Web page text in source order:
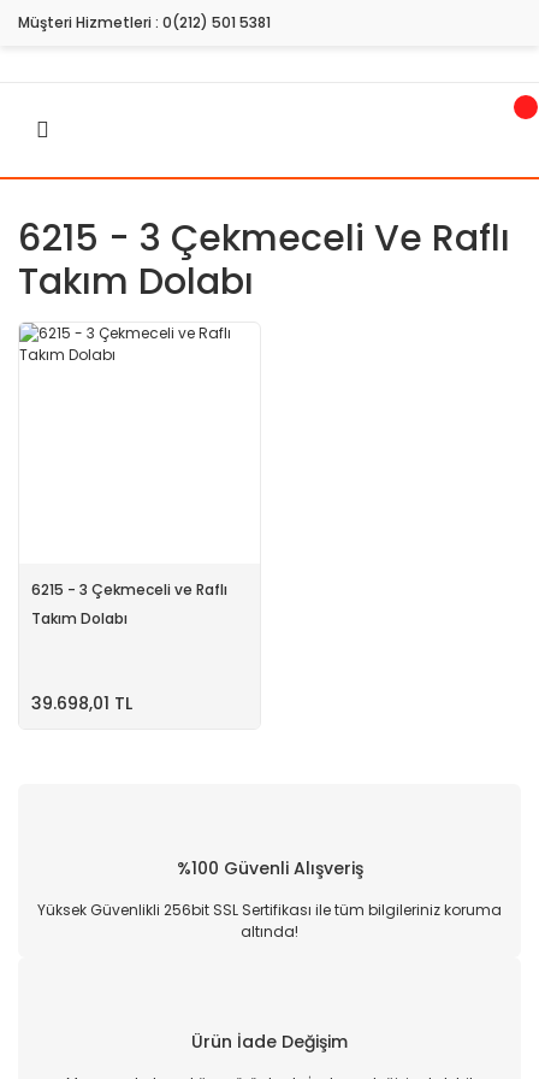
Müşteri Hizmetleri : 0(212) 501 5381
6215 - 3 Çekmeceli Ve Raflı
Takım Dolabı
6215 - 3 Çekmeceli ve Raflı
Takım Dolabı
39.698,01 TL
%100 Güvenli Alışveriş
Yüksek Güvenlikli 256bit SSL Sertifikası ile tüm bilgileriniz koruma
altında!
Ürün İade Değişim